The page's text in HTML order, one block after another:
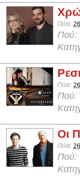
Πότε:
Πού:
Πότε:
Πού:
Οι
Πότε:
Πού: